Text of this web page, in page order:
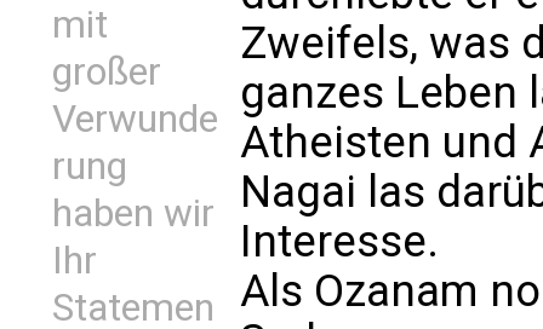
mit
großer
Verwunde
rung
haben wir
Ihr
Statemen
Zweifels, was
ganzes Leben
Atheisten und
Nagai las
Interesse.
Als Ozanam